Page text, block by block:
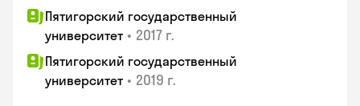
Пятигорский государственный
университет • 2017 г.
Пятигорский государственный
университет • 2019 г.